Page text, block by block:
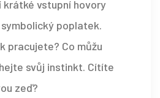
vstupní hovory
poplatek.
pracujete? Co můžu
svůj instinkt. Cítíte
zeď?